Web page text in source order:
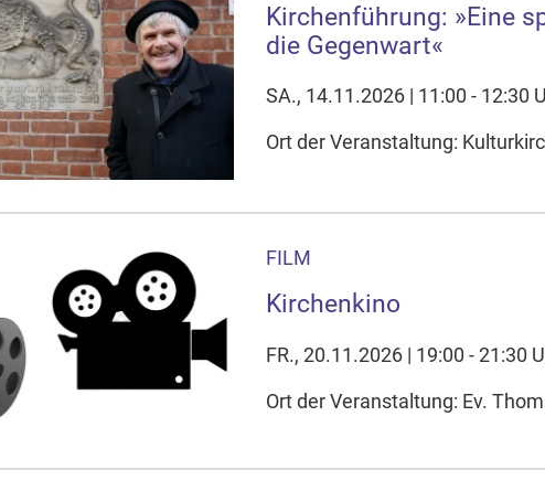
Kirchenführung: »Eine
die Gegenwart«
SA., 14.11.2026 | 11:00 - 12:30
Ort der Veranstaltung:
FILM
Kirchenkino
FR., 20.11.2026 | 19:00 - 21:30
Ort der Veranstaltung: Ev.